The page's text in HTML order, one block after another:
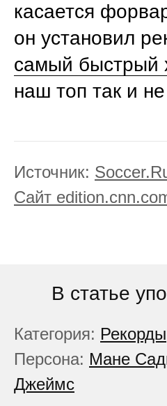
касается
он установил
самый быстрый
наш топ так и
Источник:
Сайт
В статье
Категория: Рекорды
Персона: Мане
Джеймс